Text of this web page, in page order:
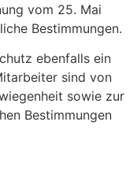
vom 25. Mai
Bestimmungen.
ebenfalls ein
sind von
sowie zur
Bestimmungen